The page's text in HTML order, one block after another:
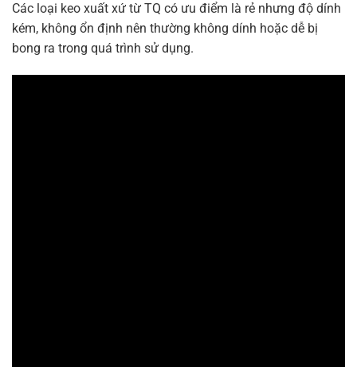
Các loại keo xuất xứ từ TQ có ưu điểm là rẻ nhưng độ dính
kém, không ổn định nên thường không dính hoặc dễ bị
bong ra trong quá trình sử dụng.